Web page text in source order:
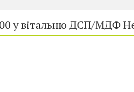
у вітальню ДСП/МДФ